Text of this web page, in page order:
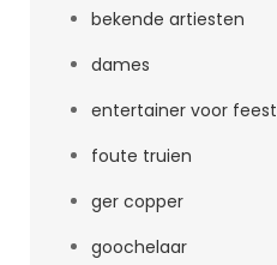
bekende artiesten
dames
entertainer voor feest
foute truien
ger copper
goochelaar